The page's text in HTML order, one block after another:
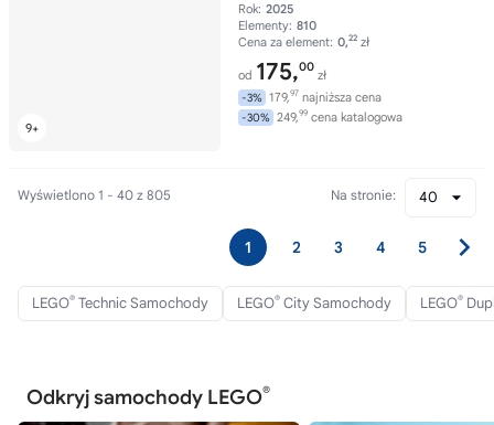
Rok: 2025
Elementy: 810
Cena za element: 0,22 zł
od 175,00
zł
-3% 179,97 najniższa cena
-30% 249,99 cena katalogowa
Wyświetlono 1 - 40 z 805 40
Na stronie:
1 2 3 4 5
LEGO® Technic Samochody LEGO® City Samochody LEGO®
Odkryj samochody LEGO®